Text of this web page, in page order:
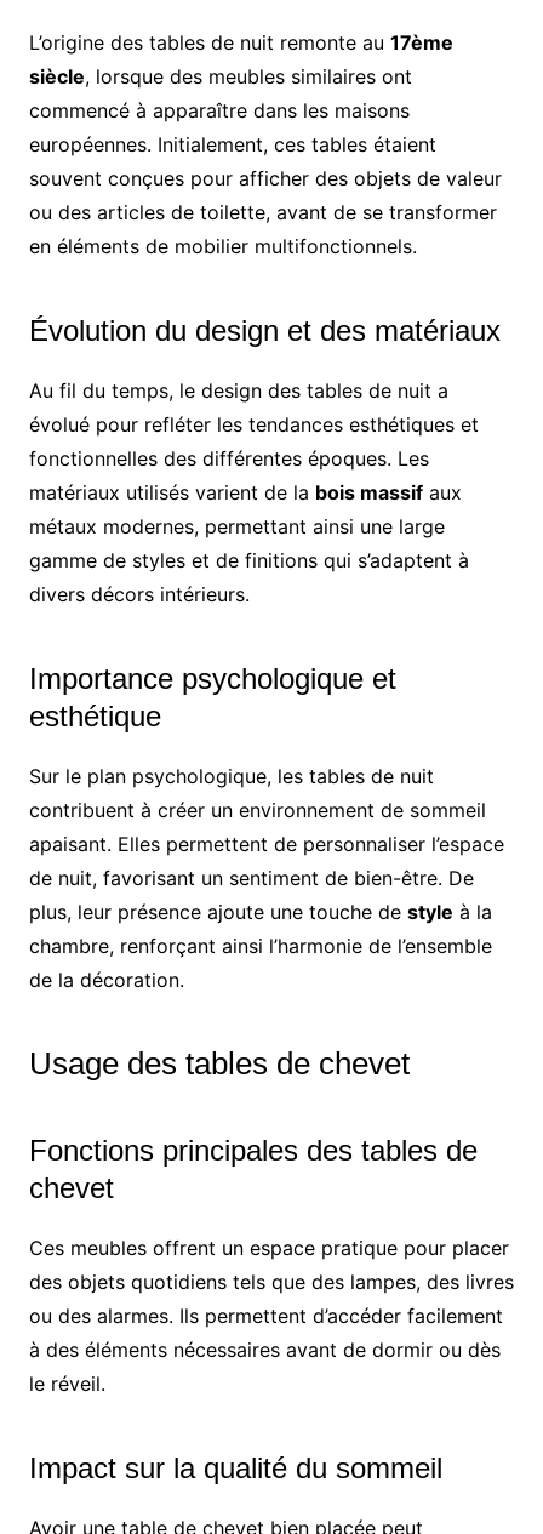
L’origine des tables de nuit remonte au 17ème
siècle, lorsque des meubles similaires ont
commencé à apparaître dans les maisons
européennes. Initialement, ces tables étaient
souvent conçues pour afficher des objets de valeur
ou des articles de toilette, avant de se transformer
en éléments de mobilier multifonctionnels.
Évolution du design et des matériaux
Au fil du temps, le design des tables de nuit a
évolué pour refléter les tendances esthétiques et
fonctionnelles des différentes époques. Les
matériaux utilisés varient de la bois massifaux
métaux modernes, permettant ainsi une large
gamme de styles et de finitions qui s’adaptent à
divers décors intérieurs.
Importance psychologique et
esthétique
Sur le plan psychologique, les tables de nuit
contribuent à créer un environnement de sommeil
apaisant. Elles permettent de personnaliser l’espace
de nuit, favorisant un sentiment de bien-être. De
plus, leur présence ajoute une touche de style à la
chambre, renforçant ainsi l’harmonie de l’ensemble
de la décoration.
Usage des tables de chevet
Fonctions principales des tables de
chevet
Ces meubles offrent un espace pratique pour placer
des objets quotidiens tels que des lampes, des livres
ou des alarmes. Ils permettent d’accéder facilement
à des éléments nécessaires avant de dormir ou dès
le réveil.
Impact sur la qualité du sommeil
Avoir une table de chevet bien placée peut